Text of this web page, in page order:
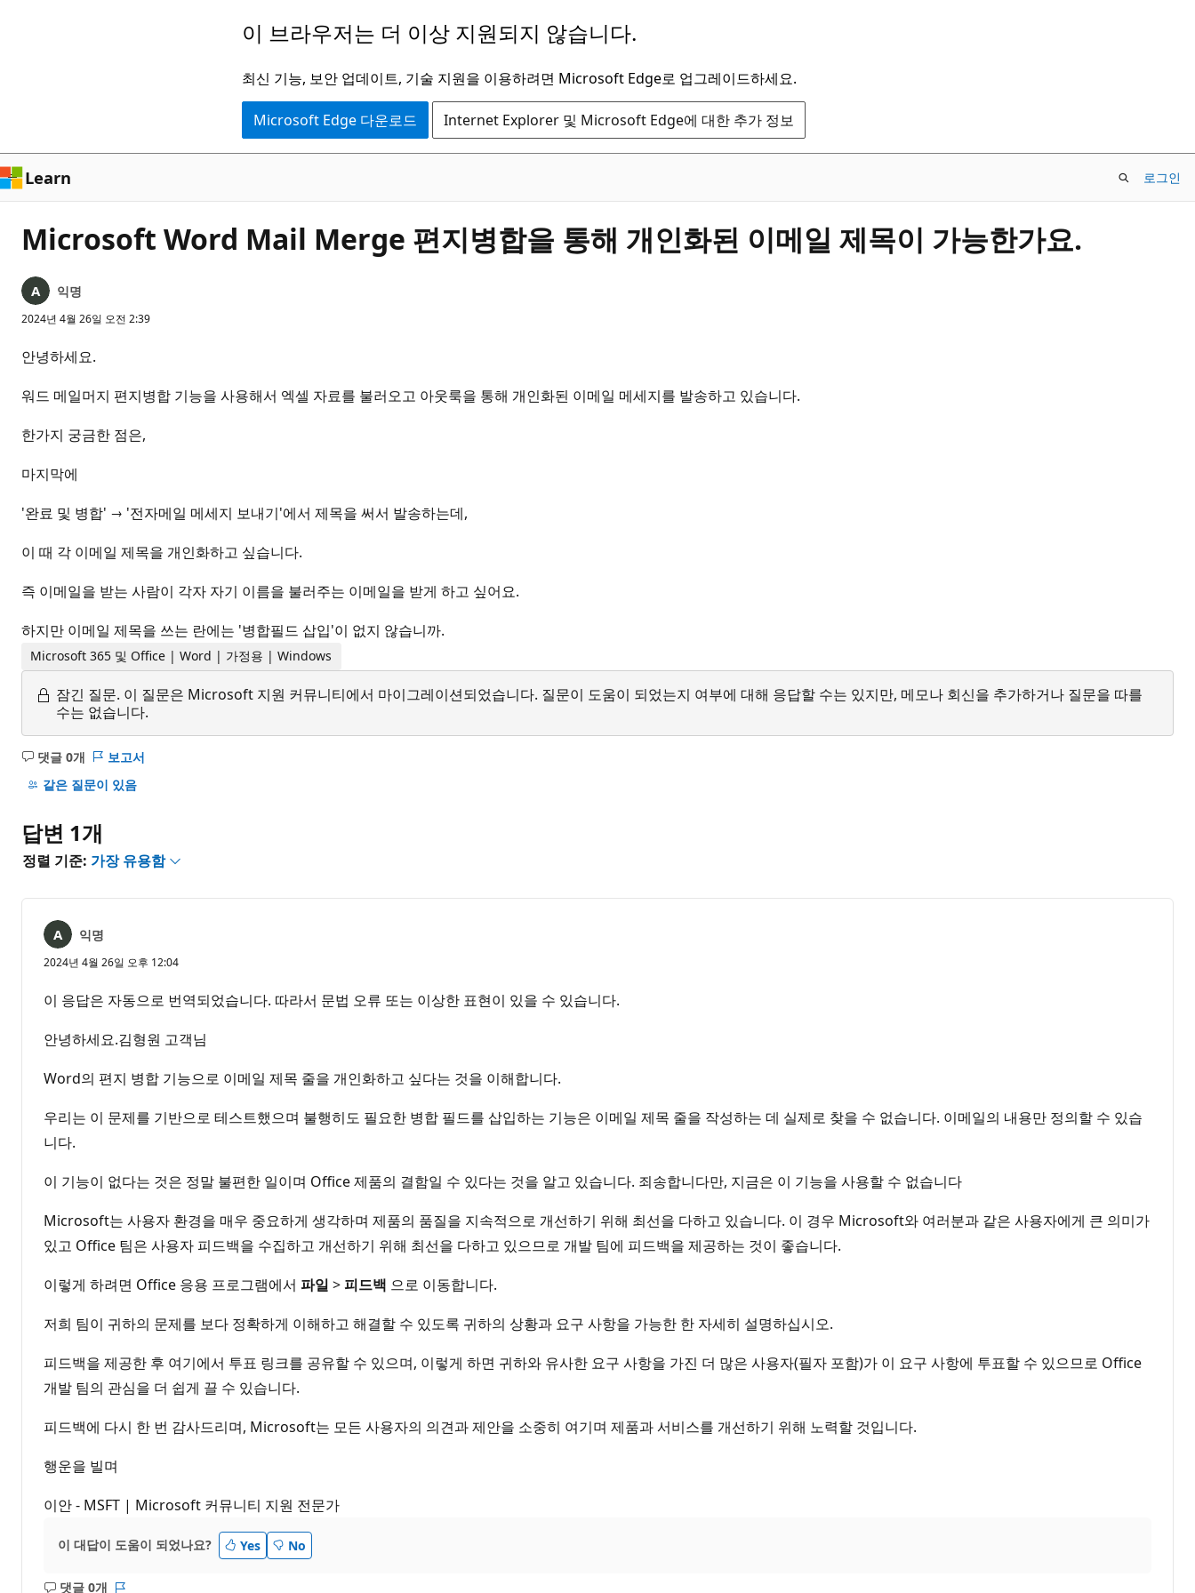
로
건
너
뛰
기
이 브라우저는 더 이상 지원되지 않습니다.
최신 기능, 보안 업데이트, 기술 지원을 이용하려면 Microsoft Edge로 업그레이드하세요.
Microsoft Edge 다운로드 Internet Explorer 및 Microsoft Edge에 대한 추가 정보
Learn 로그인
Microsoft Word Mail Merge 편지병합을 통해 개인화된 이메일 제목이 가능한가요.
익명
2024년 4월 26일 오전 2:39
안녕하세요.
워드 메일머지 편지병합 기능을 사용해서 엑셀 자료를 불러오고 아웃룩을 통해 개인화된 이메일 메세지를 발송하고 있습니다.
한가지 궁금한 점은,
마지막에
'완료 및 병합' → '전자메일 메세지 보내기'에서 제목을 써서 발송하는데,
이 때 각 이메일 제목을 개인화하고 싶습니다.
즉 이메일을 받는 사람이 각자 자기 이름을 불러주는 이메일을 받게 하고 싶어요.
하지만 이메일 제목을 쓰는 란에는 '병합필드 삽입'이 없지 않습니까.
Microsoft 365 및 Office | Word | 가정용 | Windows
잠긴 질문. 이 질문은 Microsoft 지원 커뮤니티에서 마이그레이션되었습니다. 질문이 도움이 되었는지 여부에 대해 응답할 수는 있지만, 메모나 회신을 추가하거나 질문을 따를
수는 없습니다.
댓글 0개
설
명
음
보고서
같은 질문이 있음
답변 1개
정렬 기준: 가장 유용함
익명
2024년 4월 26일 오후 12:04
이 응답은 자동으로 번역되었습니다. 따라서 문법 오류 또는 이상한 표현이 있을 수 있습니다.
안녕하세요.김형원 고객님
Word의 편지 병합 기능으로 이메일 제목 줄을 개인화하고 싶다는 것을 이해합니다.
우리는 이 문제를 기반으로 테스트했으며 불행히도 필요한 병합 필드를 삽입하는 기능은 이메일 제목 줄을 작성하는 데 실제로 찾을 수 없습니다. 이메일의 내용만 정의할 수 있습
니다.
이 기능이 없다는 것은 정말 불편한 일이며 Office 제품의 결함일 수 있다는 것을 알고 있습니다. 죄송합니다만, 지금은 이 기능을 사용할 수 없습니다
Microsoft는 사용자 환경을 매우 중요하게 생각하며 제품의 품질을 지속적으로 개선하기 위해 최선을 다하고 있습니다. 이 경우 Microsoft와 여러분과 같은 사용자에게 큰 의미가
있고 Office 팀은 사용자 피드백을 수집하고 개선하기 위해 최선을 다하고 있으므로 개발 팀에 피드백을 제공하는 것이 좋습니다.
이렇게 하려면 Office 응용 프로그램에서 파일 >피드백 으로 이동합니다.
저희 팀이 귀하의 문제를 보다 정확하게 이해하고 해결할 수 있도록 귀하의 상황과 요구 사항을 가능한 한 자세히 설명하십시오.
피드백을 제공한 후 여기에서 투표 링크를 공유할 수 있으며, 이렇게 하면 귀하와 유사한 요구 사항을 가진 더 많은 사용자(필자 포함)가 이 요구 사항에 투표할 수 있으므로 Office
개발 팀의 관심을 더 쉽게 끌 수 있습니다.
피드백에 다시 한 번 감사드리며, Microsoft는 모든 사용자의 의견과 제안을 소중히 여기며 제품과 서비스를 개선하기 위해 노력할 것입니다.
행운을 빌며
이안 - MSFT | Microsoft 커뮤니티 지원 전문가
이 대답이 도움이 되었나요? Yes No
댓글 0개